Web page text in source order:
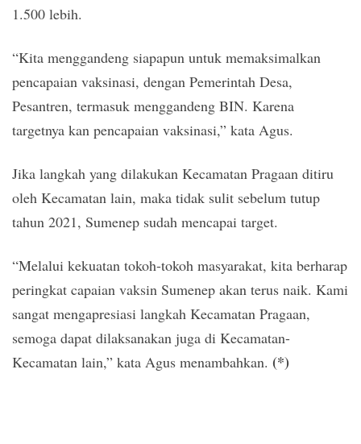
1.500 lebih.
“Kita menggandeng siapapun untuk memaksimalkan
pencapaian vaksinasi, dengan Pemerintah Desa,
Pesantren, termasuk menggandeng BIN. Karena
targetnya kan pencapaian vaksinasi,” kata Agus.
Jika langkah yang dilakukan Kecamatan Pragaan ditiru
oleh Kecamatan lain, maka tidak sulit sebelum tutup
tahun 2021, Sumenep sudah mencapai target.
“Melalui kekuatan tokoh-tokoh masyarakat, kita berharap
peringkat capaian vaksin Sumenep akan terus naik. Kami
sangat mengapresiasi langkah Kecamatan Pragaan,
semoga dapat dilaksanakan juga di Kecamatan-
Kecamatan lain,” kata Agus menambahkan. (*)